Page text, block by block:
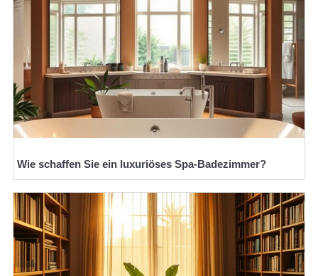
Wie schaffen Sie ein luxuriöses Spa-Badezimmer?